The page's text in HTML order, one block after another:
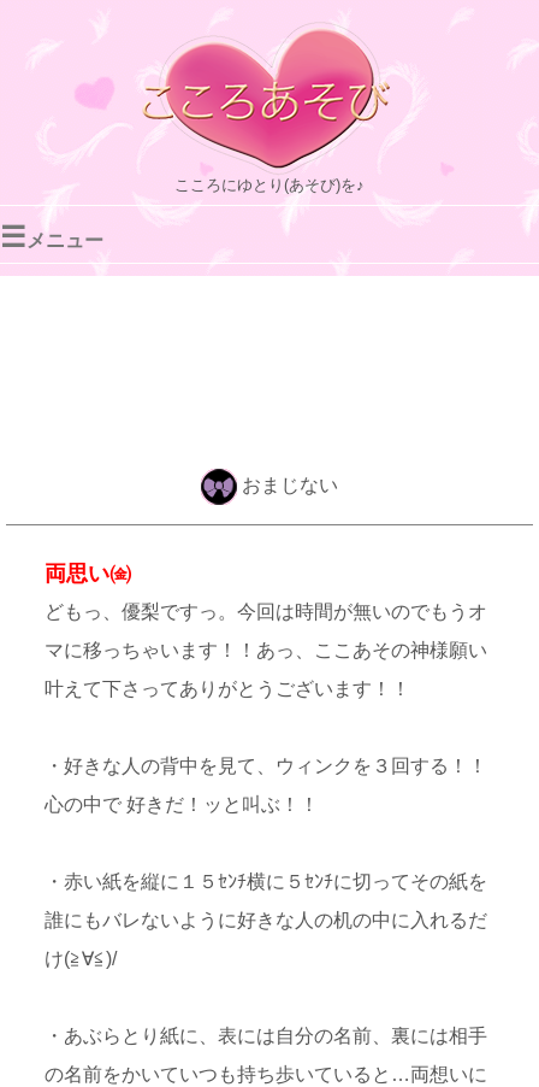
こころにゆとり(あそび)を♪
☰ メニュー
おまじない
両思い㈮
どもっ、優梨ですっ。今回は時間が無いのでもうオ
マに移っちゃいます！！あっ、ここあその神様願い
叶えて下さってありがとうございます！！
・好きな人の背中を見て、ウィンクを３回する！！
心の中で 好きだ！ッと叫ぶ！！
・赤い紙を縦に１５ｾﾝﾁ横に５ｾﾝﾁに切ってその紙を
誰にもバレないように好きな人の机の中に入れるだ
け(≧∀≦)/
・あぶらとり紙に、表には自分の名前、裏には相手
の名前をかいていつも持ち歩いていると…両想いに